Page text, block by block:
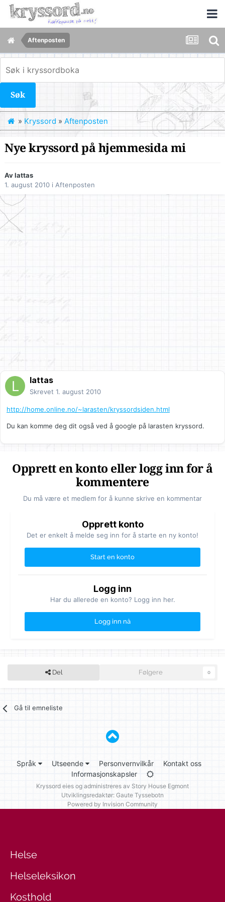
Aftenposten
Søk
» Kryssord » Aftenposten
Nye kryssord på hjemmesida mi
Avlattas
1. august 2010 i Aftenposten
lattas
Skrevet 1. august 2010
http://home.online.no/~larasten/kryssordsiden.html
Du kan komme deg dit også ved å google på larasten kryssord.
Opprett en konto eller logg inn for å
kommentere
Du må være et medlem for å kunne skrive en kommentar
Opprett konto
Det er enkelt å melde seg inn for å starte en ny konto!
Start en konto
Logg inn
Har du allerede en konto? Logg inn her.
Logg inn nå
Del Følgere 0
Gå til emneliste
Språk Utseende Personvernvilkår
Kontakt oss
Informasjonskapsler
Kryssord eies og administreres av Story House Egmont
Utviklingsredaktør: Gaute Tyssebotn
Powered by Invision Community
Helse
Helseleksikon
Kosthold